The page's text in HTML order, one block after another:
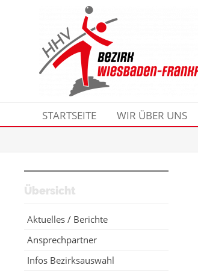
STARTSEITE WIR ÜBER UNS
Übersicht
Aktuelles / Berichte
Ansprechpartner
Infos Bezirksauswahl